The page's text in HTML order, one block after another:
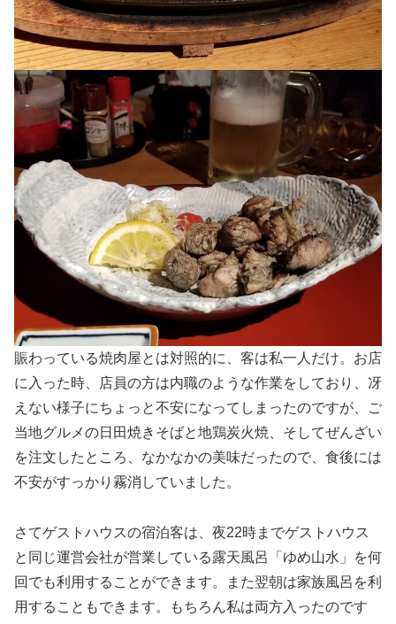
賑わっている焼肉屋とは対照的に、客は私一人だけ。お店
に入った時、店員の方は内職のような作業をしており、冴
えない様子にちょっと不安になってしまったのですが、ご
当地グルメの日田焼きそばと地鶏炭火焼、そしてぜんざい
を注文したところ、なかなかの美味だったので、食後には
不安がすっかり霧消していました。
さてゲストハウスの宿泊客は、夜22時までゲストハウス
と同じ運営会社が営業している露天風呂「ゆめ山水」を何
回でも利用することができます。また翌朝は家族風呂を利
用することもできます。もちろん私は両方入ったのです